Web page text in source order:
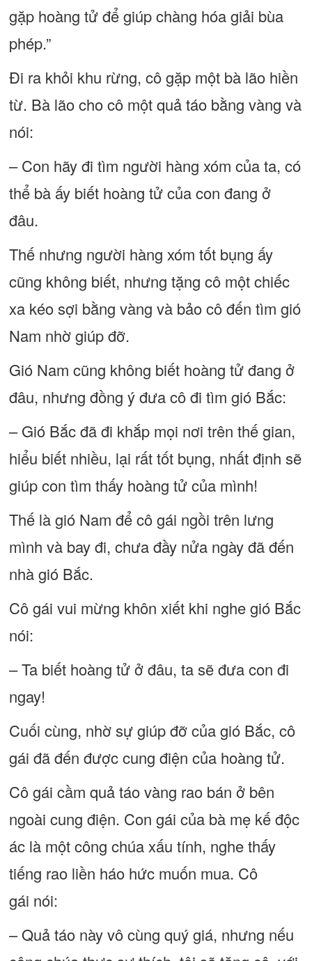
gặp hoàng tử để giúp chàng hóa giải bùa
phép.”
Đi ra khỏi khu rừng, cô gặp một bà lão hiền
từ. Bà lão cho cô một quả táo bằng vàng và
nói:
– Con hãy đi tìm người hàng xóm của ta, có
thể bà ấy biết hoàng tử của con đang ở
đâu.
Thế nhưng người hàng xóm tốt bụng ấy
cũng không biết, nhưng tặng cô một chiếc
xa kéo sợi bằng vàng và bảo cô đến tìm gió
Nam nhờ giúp đỡ.
Gió Nam cũng không biết hoàng tử đang ở
đâu, nhưng đồng ý đưa cô đi tìm gió Bắc:
– Gió Bắc đã đi khắp mọi nơi trên thế gian,
hiểu biết nhiều, lại rất tốt bụng, nhất định sẽ
giúp con tìm thấy hoàng tử của mình!
Thế là gió Nam để cô gái ngồi trên lưng
mình và bay đi, chưa đầy nửa ngày đã đến
nhà gió Bắc.
Cô gái vui mừng khôn xiết khi nghe gió Bắc
nói:
– Ta biết hoàng tử ở đâu, ta sẽ đưa con đi
ngay!
Cuối cùng, nhờ sự giúp đỡ của gió Bắc, cô
gái đã đến được cung điện của hoàng tử.
Cô gái cầm quả táo vàng rao bán ở bên
ngoài cung điện. Con gái của bà mẹ kế độc
ác là một công chúa xấu tính, nghe thấy
tiếng rao liền háo hức muốn mua. Cô
gái nói:
– Quả táo này vô cùng quý giá, nhưng nếu